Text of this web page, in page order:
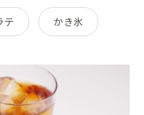
テ かき氷